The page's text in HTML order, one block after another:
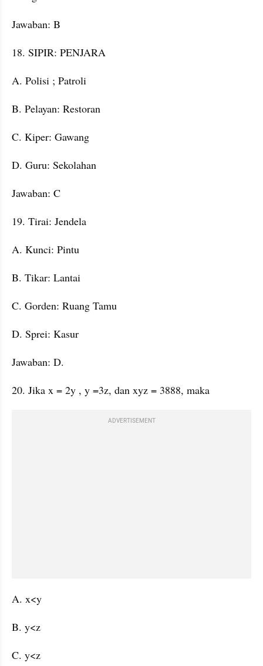
Jawaban: B
18. SIPIR: PENJARA
A. Polisi ; Patroli
B. Pelayan: Restoran
C. Kiper: Gawang
D. Guru: Sekolahan
Jawaban: C
19. Tirai: Jendela
A. Kunci: Pintu
B. Tikar: Lantai
C. Gorden: Ruang Tamu
D. Sprei: Kasur
Jawaban: D.
20. Jika x = 2y , y =3z, dan xyz = 3888, maka
ADVERTISEMENT
A. x<y
B. y<z
C. y<z